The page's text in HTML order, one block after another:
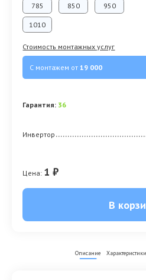
785 850 950
1010
Стоимость монтажных услуг
С монтажем от19 000
Гарантия: 36
Инвертор
Цена: 1 ₽
В
Описание Характеристики